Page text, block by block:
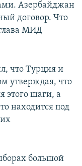
Азербайджан
договор. Что
МИД
что Турция и
утверждая, что
этого шаги, а
находится под
большой